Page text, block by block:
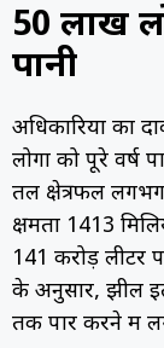
50 लाख
पानी
अधिकारियों का
लोगों को पूरे वर्ष
तल क्षेत्रफल
क्षमता 1413
141 करोड़ लीटर
के अनुसार, झील
तक पार करने में